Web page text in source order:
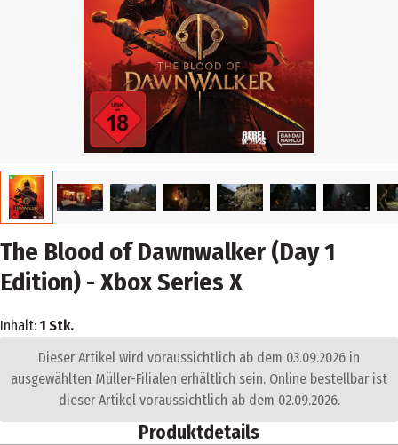
The Blood of Dawnwalker (Day 1
Edition) - Xbox Series X
Inhalt: 1 Stk.
Dieser Artikel wird voraussichtlich ab dem 03.09.2026 in
ausgewählten Müller-Filialen erhältlich sein. Online bestellbar ist
dieser Artikel voraussichtlich ab dem 02.09.2026.
Produktdetails